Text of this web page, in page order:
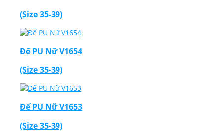
(Size 35-39)
Đế PU Nữ V1654
(Size 35-39)
Đế PU Nữ V1653
(Size 35-39)